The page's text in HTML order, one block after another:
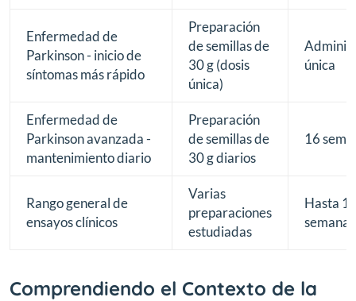
Enfermedad de
Parkinson - inicio de
síntomas más rápido
Preparación
de semillas de
30 g (dosis
única)
única
Enfermedad de
Parkinson avanzada -
mantenimiento diario
Preparación
de semillas de
30 g diarios
16
Rango general de
ensayos clínicos
Varias
preparaciones
estudiadas
Hasta
semanas
Comprendiendo el Contexto de la